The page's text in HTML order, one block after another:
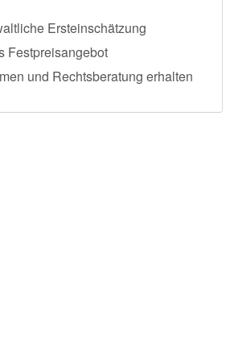
Ersteinschätzung
Festpreisangebot
und Rechtsberatung erhalten